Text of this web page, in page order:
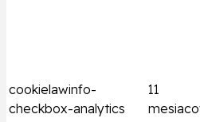
cookielawinfo-
checkbox-analytics
11